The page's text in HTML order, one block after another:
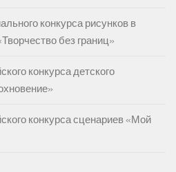
конкурса рисунков в
без границ»
конкурса детского
конкурса сценариев «Мой